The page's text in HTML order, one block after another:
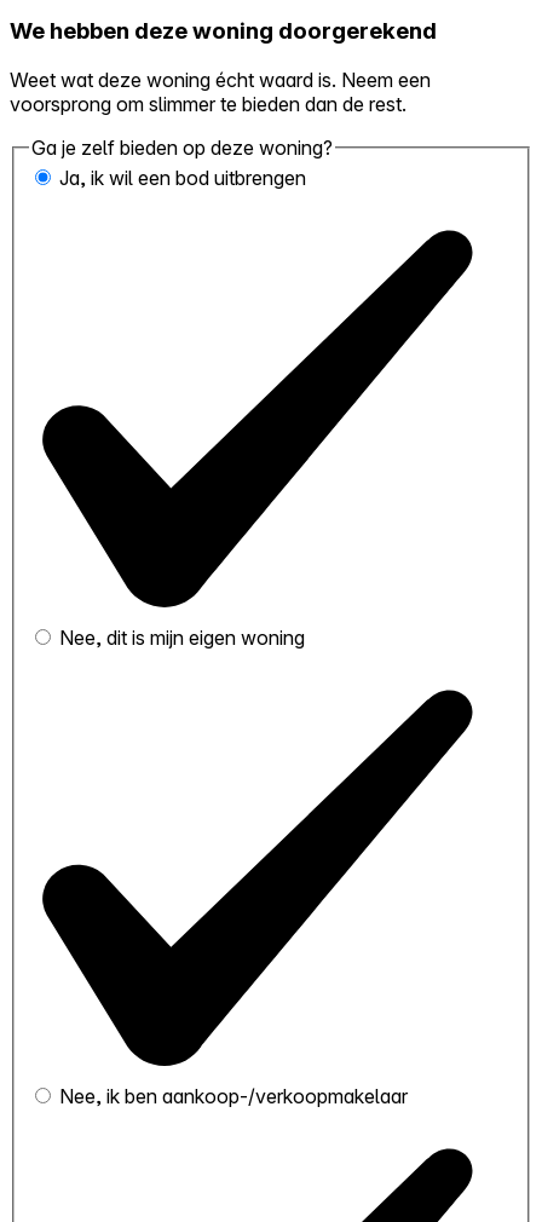
We hebben deze woning doorgerekend
Weet wat deze woning écht waard is. Neem een
voorsprong om slimmer te bieden dan de rest.
Ga je zelf bieden op deze woning?
Ja, ik wil een bod uitbrengen
Nee, dit is mijn eigen woning
Nee, ik ben aankoop-/verkoopmakelaar